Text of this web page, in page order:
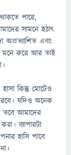
পারে,
সামনে হঠাৎ
অপ্রত্যাশিত এবং
মনে করে আর তাই
কিন্তু মোটেও
যদিও অনেক
তবে আমাদের
ব্যাপারটা
হাসি পাবে